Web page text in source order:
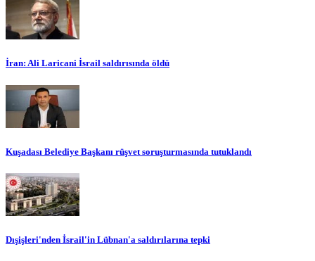
İran: Ali Laricani İsrail saldırısında öldü
Kuşadası Belediye Başkanı rüşvet soruşturmasında tutuklandı
Dışişleri'nden İsrail'in Lübnan'a saldırılarına tepki